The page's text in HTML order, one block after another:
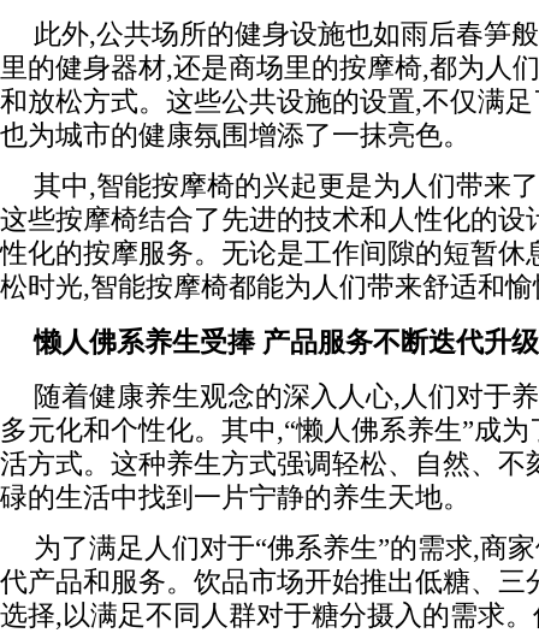
此外,公共场所的健身设施也如雨后春笋
里的健身器材,还是商场里的按摩椅,都为人
和放松方式。这些公共设施的设置,不仅满
也为城市的健康氛围增添了一抹亮色。
其中,智能按摩椅的兴起更是为人们带来
这些按摩椅结合了先进的技术和人性化的设
性化的按摩服务。无论是工作间隙的短暂休
松时光,智能按摩椅都能为人们带来舒适和
懒人佛系养生受捧 产品服务不断迭代升级
随着健康养生观念的深入人心,人们对于
多元化和个性化。其中,“懒人佛系养生”成
活方式。这种养生方式强调轻松、自然、不
碌的生活中找到一片宁静的养生天地。
为了满足人们对于“佛系养生”的需求,商
代产品和服务。饮品市场开始推出低糖、三
选择,以满足不同人群对于糖分摄入的需求